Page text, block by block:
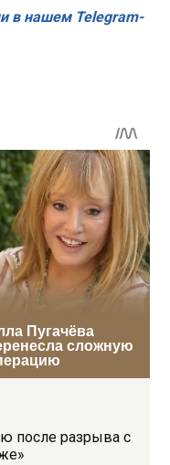
после разрыва с
в нашем Telegram-